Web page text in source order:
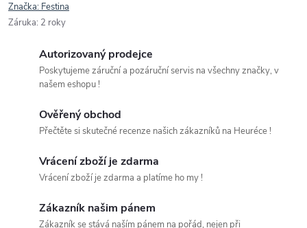
Značka: Festina
Záruka: 2 roky
Autorizovaný prodejce
Poskytujeme záruční a pozáruční servis na všechny značky, v
našem eshopu !
Ověřený obchod
Přečtěte si skutečné recenze našich zákazníků na Heuréce !
Vrácení zboží je zdarma
Vrácení zboží je zdarma a platíme ho my !
Zákazník našim pánem
Zákazník se stává naším pánem na pořád, nejen při